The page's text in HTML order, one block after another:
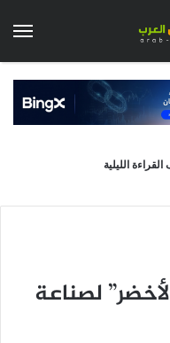
الليلية
لصناعة